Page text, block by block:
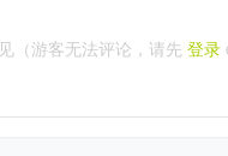
（游客无法评论，请先 登录